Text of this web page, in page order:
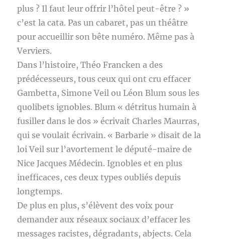
plus ? Il faut leur offrir l’hôtel peut-être ? »
c’est la cata. Pas un cabaret, pas un théâtre
pour accueillir son bête numéro. Même pas à
Verviers.
Dans l’histoire, Théo Francken a des
prédécesseurs, tous ceux qui ont cru effacer
Gambetta, Simone Veil ou Léon Blum sous les
quolibets ignobles. Blum « détritus humain à
fusiller dans le dos » écrivait Charles Maurras,
qui se voulait écrivain. « Barbarie » disait de la
loi Veil sur l’avortement le député-maire de
Nice Jacques Médecin. Ignobles et en plus
inefficaces, ces deux types oubliés depuis
longtemps.
De plus en plus, s’élèvent des voix pour
demander aux réseaux sociaux d’effacer les
messages racistes, dégradants, abjects. Cela